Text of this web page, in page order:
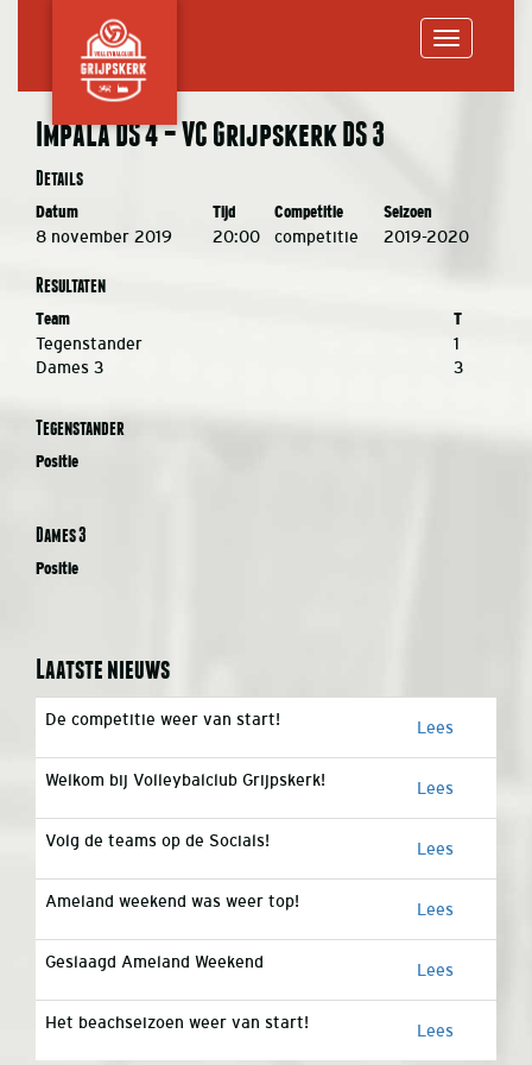
Impala DS 4 – VC Grijpskerk DS 3
Details
Datum Tijd Competitie Seizoen
8 november 2019 20:00 competitie 2019-2020
Resultaten
Team T
Tegenstander
1
Dames 3
3
Tegenstander
Positie
Dames 3
Positie
Laatste nieuws
De competitie weer van start! Lees
Welkom bij Volleybalclub Grijpskerk! Lees
Volg de teams op de Socials! Lees
Ameland weekend was weer top! Lees
Geslaagd Ameland Weekend Lees
Het beachseizoen weer van start! Lees